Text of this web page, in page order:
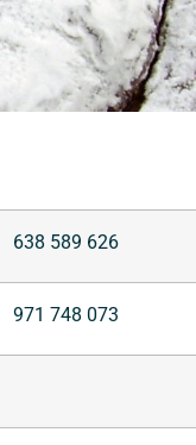
638 589 626
971 748 073